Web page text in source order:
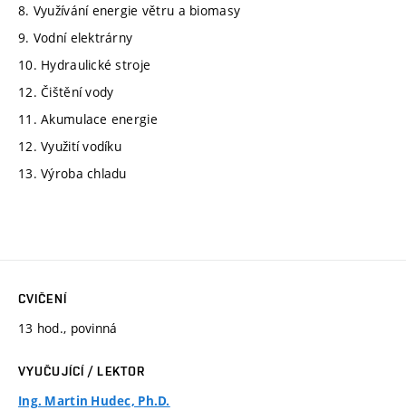
8. Využívání energie větru a biomasy
9. Vodní elektrárny
10. Hydraulické stroje
12. Čištění vody
11. Akumulace energie
12. Využití vodíku
13. Výroba chladu
CVIČENÍ
13 hod., povinná
VYUČUJÍCÍ / LEKTOR
Ing. Martin Hudec, Ph.D.